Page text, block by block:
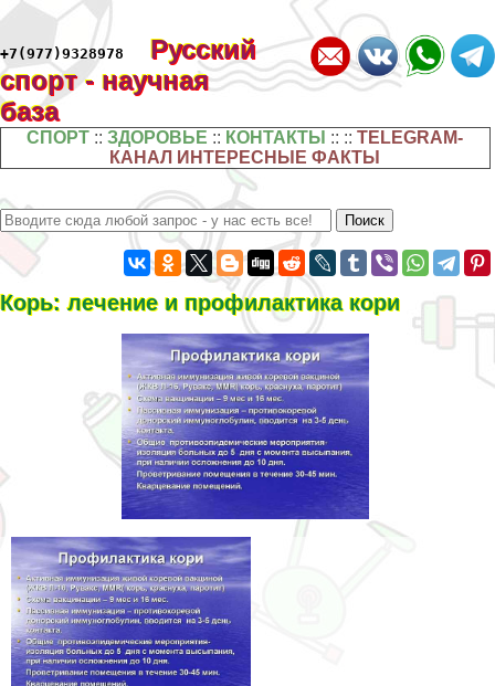
+7(977)9328978
Русский
спорт - научная
база
СПОРТ ::ЗДОРОВЬЕ :: КОНТАКТЫ :: ::TELEGRAM-
КАНАЛ ИНТЕРЕСНЫЕ ФАКТЫ
Корь: лечение и профилактика кори